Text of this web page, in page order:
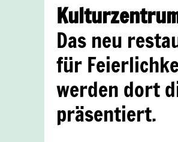
Das neu
für
werden dort
präsentiert.